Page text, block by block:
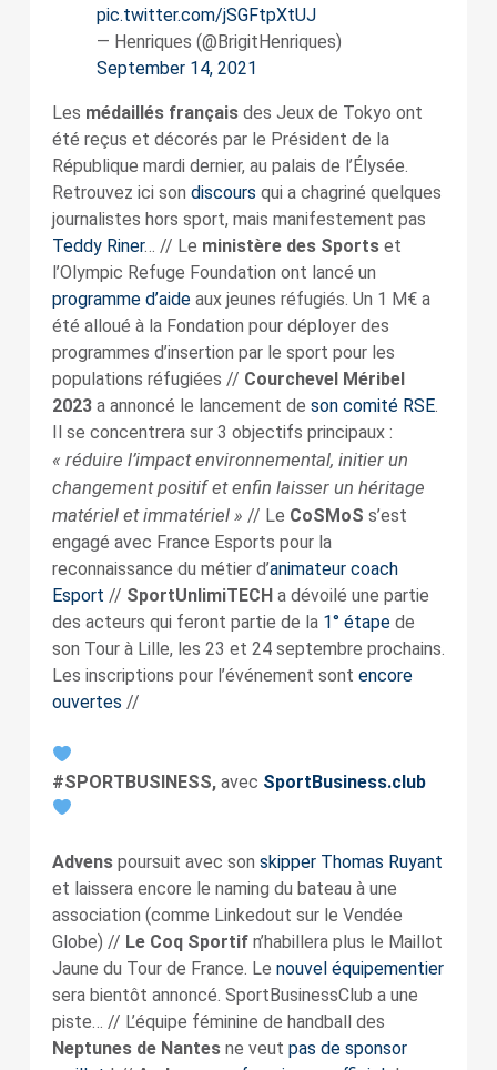
pic.twitter.com/jSGFtpXtUJ
— Henriques (@BrigitHenriques)
September 14, 2021
Les médaillés français des Jeux de Tokyo ont
été reçus et décorés par le Président de la
République mardi dernier, au palais de l’Élysée.
Retrouvez ici son discours qui a chagriné quelques
journalistes hors sport, mais manifestement pas
Teddy Riner… // Le ministère des Sportset
l’Olympic Refuge Foundation ont lancé un
programme d’aideaux jeunes réfugiés. Un 1 M€ a
été alloué à la Fondation pour déployer des
programmes d’insertion par le sport pour les
populations réfugiées // Courchevel Méribel
2023a annoncé le lancement de son comité RSE.
Il se concentrera sur 3 objectifs principaux :
« réduire l’impact environnemental, initier un
changement positif et enfin laisser un héritage
matériel et immatériel » // Le CoSMoS s’est
engagé avec France Esports pour la
reconnaissance du métier d’animateur coach
Esport // SportUnlimiTECHa dévoilé une partie
des acteurs qui feront partie de la 1° étapede
son Tour à Lille, les 23 et 24 septembre prochains.
Les inscriptions pour l’événement sont encore
ouvertes //
#SPORTBUSINESS, avec SportBusiness.club
Advenspoursuit avec son skipper Thomas Ruyant
et laissera encore le naming du bateau à une
association (comme Linkedout sur le Vendée
Globe) // Le Coq Sportif n’habillera plus le Maillot
Jaune du Tour de France. Le nouvel équipementier
sera bientôt annoncé. SportBusinessClub a une
piste… // L’équipe féminine de handball des
Neptunes de Nantes ne veut pas de sponsor